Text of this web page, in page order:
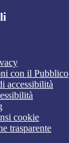
con il Pubblico
accessibilità
cookie
trasparente